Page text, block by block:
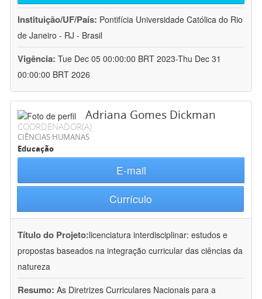
Instituição/UF/País: Pontifícia Universidade Católica do Rio
de Janeiro - RJ - Brasil
Vigência: Tue Dec 05 00:00:00 BRT 2023-Thu Dec 31
00:00:00 BRT 2026
Adriana Gomes Dickman
COORDENADOR(A)
CIÊNCIAS HUMANAS
Educação
E-mail
Currículo
Título do Projeto:licenciatura interdisciplinar: estudos e
propostas baseados na integração curricular das ciências da
natureza
Resumo: As Diretrizes Curriculares Nacionais para a